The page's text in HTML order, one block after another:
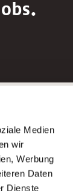
Medien
wir
Werbung
Daten
Dienste